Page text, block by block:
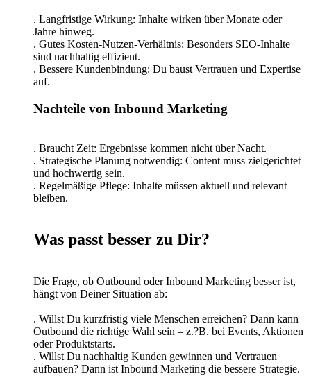
. Langfristige Wirkung: Inhalte wirken über Monate oder
Jahre hinweg.
. Gutes Kosten-Nutzen-Verhältnis: Besonders SEO-Inhalte
sind nachhaltig effizient.
. Bessere Kundenbindung: Du baust Vertrauen und Expertise
auf.
Nachteile von Inbound Marketing
. Braucht Zeit: Ergebnisse kommen nicht über Nacht.
. Strategische Planung notwendig: Content muss zielgerichtet
und hochwertig sein.
. Regelmäßige Pflege: Inhalte müssen aktuell und relevant
bleiben.
Was passt besser zu Dir?
Die Frage, ob Outbound oder Inbound Marketing besser ist,
hängt von Deiner Situation ab:
. Willst Du kurzfristig viele Menschen erreichen? Dann kann
Outbound die richtige Wahl sein – z.?B. bei Events, Aktionen
oder Produktstarts.
. Willst Du nachhaltig Kunden gewinnen und Vertrauen
aufbauen? Dann ist Inbound Marketing die bessere Strategie.